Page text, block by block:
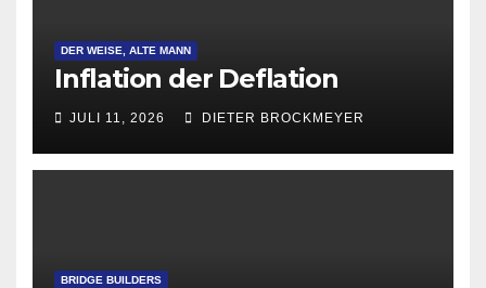
DER WEISE, ALTE MANN
Inflation der Deflation
JULI 11, 2026 DIETER BROCKMEYER
BRIDGE BUILDERS